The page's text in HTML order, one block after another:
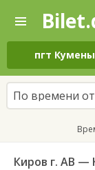
—
Поиск
и
покупка
билетов
на
автобус
онлайн
пгт
По времени
Киров г. АВ —